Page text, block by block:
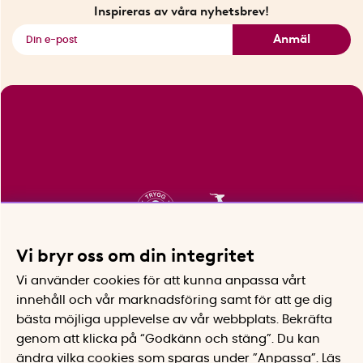
Inspireras av våra nyhetsbrev!
Anmäl
Vi bryr oss om din integritet
Vi använder cookies för att kunna anpassa vårt
innehåll och vår marknadsföring samt för att ge dig
bästa möjliga upplevelse av vår webbplats.
Bekräfta
genom att klicka på “Godkänn och stäng”. Du kan
ändra vilka cookies som sparas under ”Anpassa”.
Läs